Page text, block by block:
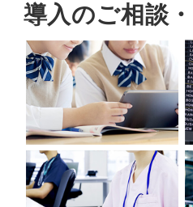
導入のご相談